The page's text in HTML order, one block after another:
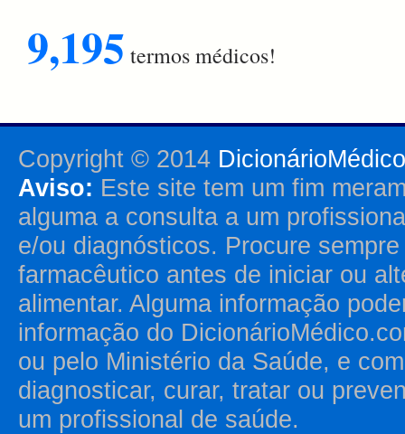
9,195 termos médicos!
Copyright © 2014
Aviso: Este site tem um fim
alguma a consulta a um
e/ou diagnósticos. Procure
farmacêutico antes de iniciar ou
alimentar. Alguma informação
informação do
ou pelo Ministério da Saúde, e
diagnosticar, curar, tratar ou
um profissional de saúde.